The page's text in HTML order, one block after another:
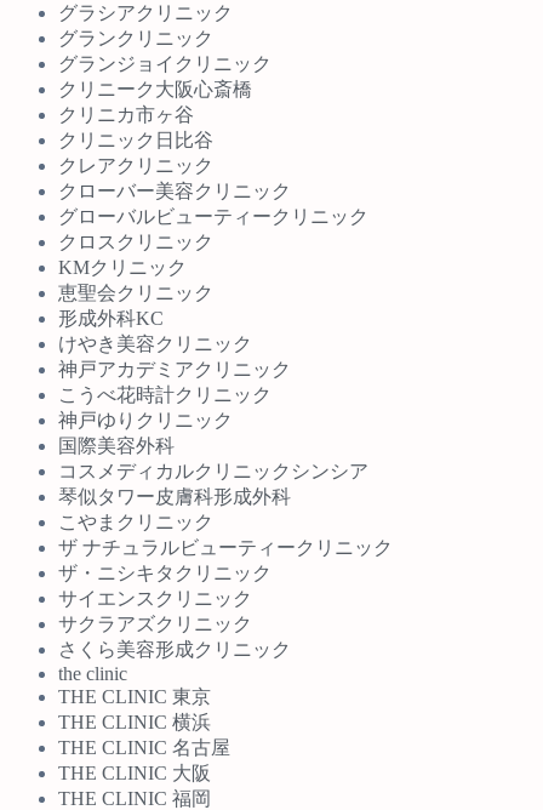
グラシアクリニック
グランクリニック
グランジョイクリニック
クリニーク大阪心斎橋
クリニカ市ヶ谷
クリニック日比谷
クレアクリニック
クローバー美容クリニック
グローバルビューティークリニック
クロスクリニック
KMクリニック
恵聖会クリニック
形成外科KC
けやき美容クリニック
神戸アカデミアクリニック
こうべ花時計クリニック
神戸ゆりクリニック
国際美容外科
コスメディカルクリニックシンシア
琴似タワー皮膚科形成外科
こやまクリニック
ザ ナチュラルビューティークリニック
ザ・ニシキタクリニック
サイエンスクリニック
サクラアズクリニック
さくら美容形成クリニック
the clinic
THE CLINIC 東京
THE CLINIC 横浜
THE CLINIC 名古屋
THE CLINIC 大阪
THE CLINIC 福岡